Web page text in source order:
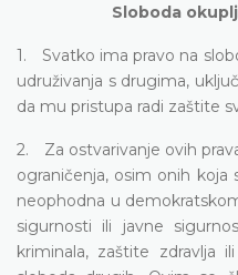
Sloboda
1. Svatko ima pravo na
udruživanja s drugima,
da mu pristupa radi zaštite
2. Za ostvarivanje ovih
ograničenja, osim onih koja
neophodna u
sigurnosti ili javne
kriminala, zaštite zdravlja